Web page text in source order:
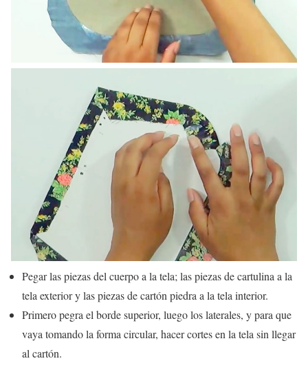
Pegar las piezas del cuerpo a la tela; las piezas de cartulina a la
tela exterior y las piezas de cartón piedra a la tela interior.
Primero pegra el borde superior, luego los laterales, y para que
vaya tomando la forma circular, hacer cortes en la tela sin llegar
al cartón.